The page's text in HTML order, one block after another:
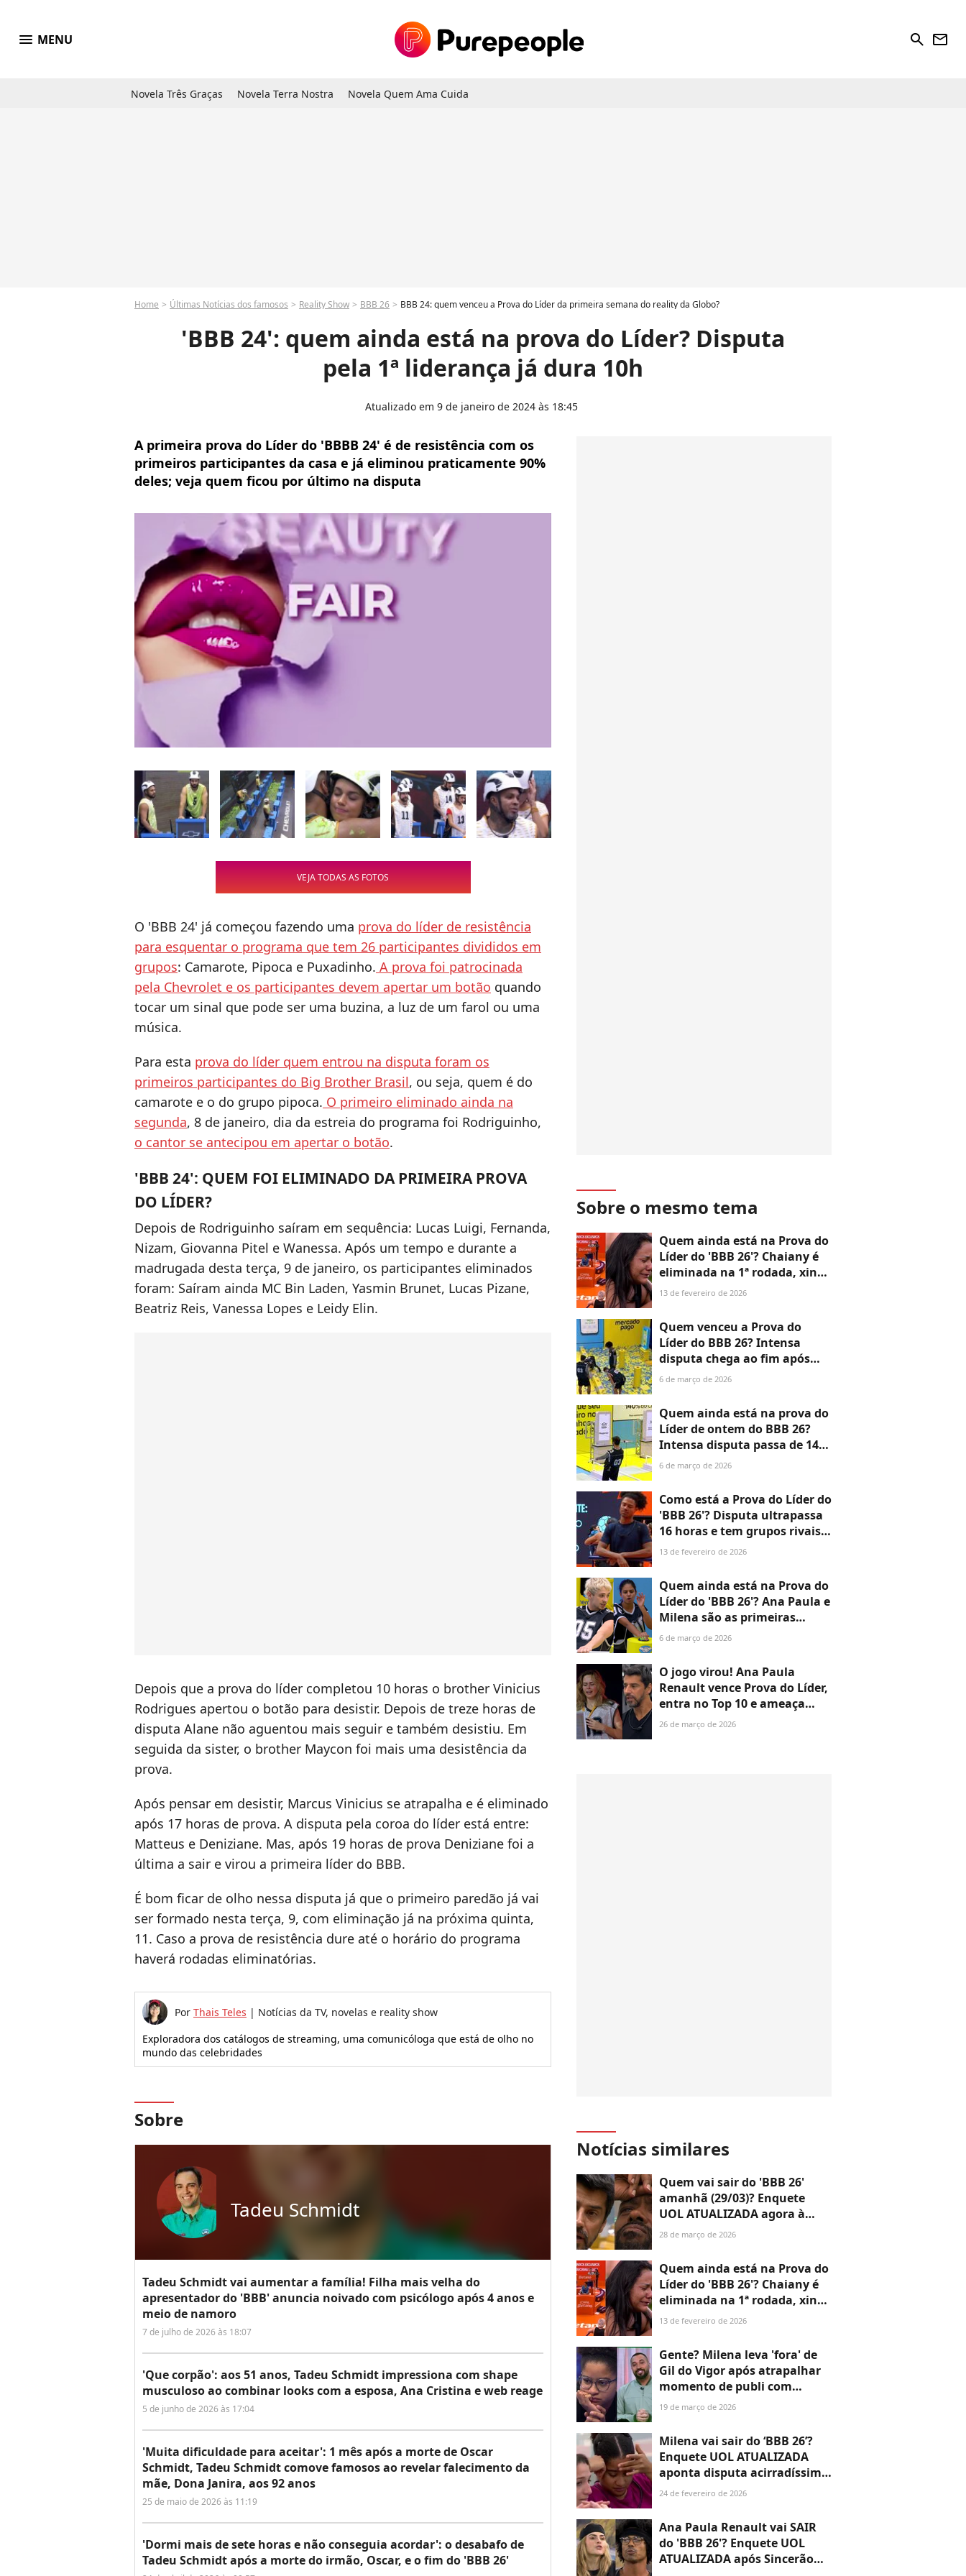
menu MENU search newsletter
Novela Três Graças Novela Terra Nostra Novela Quem Ama Cuida
Home Últimas Notícias dos famosos Reality Show BBB 26 BBB 24: quem venceu a Prova do Líder da primeira semana do reality da Globo?
'BBB 24': quem ainda está na prova do Líder? Disputa
pela 1ª liderança já dura 10h
Atualizado em 9 de janeiro de 2024 às 18:45
A primeira prova do Líder do 'BBBB 24' é de resistência com os
primeiros participantes da casa e já eliminou praticamente 90%
deles; veja quem ficou por último na disputa
VEJA TODAS AS FOTOS
O 'BBB 24' já começou fazendo uma prova do líder de resistência
para esquentar o programa que tem 26 participantes divididos em
grupos: Camarote, Pipoca e Puxadinho. A prova foi patrocinada
pela Chevrolet e os participantes devem apertar um botão quando
tocar um sinal que pode ser uma buzina, a luz de um farol ou uma
música.
Para esta prova do líder quem entrou na disputa foram os
primeiros participantes do Big Brother Brasil, ou seja, quem é do
camarote e o do grupo pipoca. O primeiro eliminado ainda na
segunda, 8 de janeiro, dia da estreia do programa foi Rodriguinho,
o cantor se antecipou em apertar o botão.
'BBB 24': QUEM FOI ELIMINADO DA PRIMEIRA PROVA
DO LÍDER?
Depois de Rodriguinho saíram em sequência: Lucas Luigi, Fernanda,
Nizam, Giovanna Pitel e Wanessa. Após um tempo e durante a
madrugada desta terça, 9 de janeiro, os participantes eliminados
foram: Saíram ainda MC Bin Laden, Yasmin Brunet, Lucas Pizane,
Beatriz Reis, Vanessa Lopes e Leidy Elin.
Depois que a prova do líder completou 10 horas o brother Vinicius
Rodrigues apertou o botão para desistir. Depois de treze horas de
disputa Alane não aguentou mais seguir e também desistiu. Em
seguida da sister, o brother Maycon foi mais uma desistência da
prova.
Após pensar em desistir, Marcus Vinicius se atrapalha e é eliminado
após 17 horas de prova. A disputa pela coroa do líder está entre:
Matteus e Deniziane. Mas, após 19 horas de prova Deniziane foi a
última a sair e virou a primeira líder do BBB.
É bom ficar de olho nessa disputa já que o primeiro paredão já vai
ser formado nesta terça, 9, com eliminação já na próxima quinta,
11. Caso a prova de resistência dure até o horário do programa
haverá rodadas eliminatórias.
Por Thais Teles | Notícias da TV, novelas e reality show
Exploradora dos catálogos de streaming, uma comunicóloga que está de olho no
mundo das celebridades
Sobre
Tadeu Schmidt
Tadeu Schmidt vai aumentar a família! Filha mais velha do
apresentador do 'BBB' anuncia noivado com psicólogo após 4 anos e
meio de namoro
7 de julho de 2026 às 18:07
'Que corpão': aos 51 anos, Tadeu Schmidt impressiona com shape
musculoso ao combinar looks com a esposa, Ana Cristina e web reage
5 de junho de 2026 às 17:04
'Muita dificuldade para aceitar': 1 mês após a morte de Oscar
Schmidt, Tadeu Schmidt comove famosos ao revelar falecimento da
mãe, Dona Janira, aos 92 anos
25 de maio de 2026 às 11:19
'Dormi mais de sete horas e não conseguia acordar': o desabafo de
Tadeu Schmidt após a morte do irmão, Oscar, e o fim do 'BBB 26'
Sobre o mesmo tema
Quem ainda está na Prova do
Líder do 'BBB 26'? Chaiany é
eliminada na 1ª rodada, xinga
ao vivo e promete 'Tá com
13 de fevereiro de 2026
Quem venceu a Prova do
Líder do BBB 26? Intensa
disputa chega ao fim após
quase 15 horas; saiba quem
da Globo
6 de março de 2026
Quem ainda está na prova do
Líder de ontem do BBB 26?
Intensa disputa passa de 14
horas e só duas duplas
vitória
6 de março de 2026
Como está a Prova do Líder do
'BBB 26'? Disputa ultrapassa
16 horas e tem grupos rivais
na competição; veja quem
13 de fevereiro de 2026
Quem ainda está na Prova do
Líder do 'BBB 26'? Ana Paula e
Milena são as primeiras
eliminadas após briga entre
6 de março de 2026
O jogo virou! Ana Paula
Renault vence Prova do Líder,
entra no Top 10 e ameaça
deixar Cowboy sem
26 de março de 2026
Notícias similares
Quem vai sair do 'BBB 26'
amanhã (29/03)? Enquete
UOL ATUALIZADA agora à
tarde mostra disputa
aos números
28 de março de 2026
Quem ainda está na Prova do
Líder do 'BBB 26'? Chaiany é
eliminada na 1ª rodada, xinga
ao vivo e promete 'Tá com
13 de fevereiro de 2026
Gente? Milena leva 'fora' de
Gil do Vigor após atrapalhar
momento de publi com
Cowboy no 'BBB 26' e recusa
desrespeito'
19 de março de 2026
Milena vai sair do ‘BBB 26’?
Enquete UOL ATUALIZADA
aponta disputa acirradíssima
e possível reviravolta no
24 de fevereiro de 2026
Ana Paula Renault vai SAIR
do 'BBB 26'? Enquete UOL
ATUALIZADA após Sincerão